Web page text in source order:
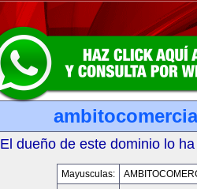
El dueño de este dominio lo
Mayusculas: